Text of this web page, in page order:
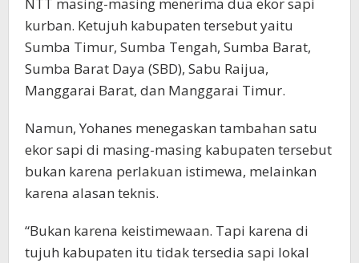
kurban. Ketujuh kabupaten tersebut yaitu
Sumba Timur, Sumba Tengah, Sumba Barat,
Sumba Barat Daya (SBD), Sabu Raijua,
Manggarai Barat, dan Manggarai Timur.
Namun, Yohanes menegaskan tambahan satu
ekor sapi di masing-masing kabupaten tersebut
bukan karena perlakuan istimewa, melainkan
karena alasan teknis.
“Bukan karena keistimewaan. Tapi karena di
tujuh kabupaten itu tidak tersedia sapi lokal